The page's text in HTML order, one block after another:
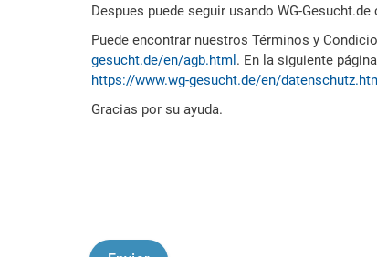
Despues puede seguir usando WG-
Puede encontrar nuestros Términos y
gesucht.de/en/agb.html . En la siguiente
https://www.wg-gesucht.de/en/
Gracias por su ayuda.